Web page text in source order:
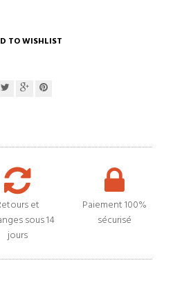
TO WISHLIST
et
sous 14
jours
Paiement 100%
sécurisé